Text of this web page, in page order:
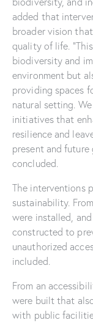
added that
broader vision
quality of life.
biodiversity and
environment but
providing spaces
natural setting.
initiatives that
resilience and
present and future
concluded.
The interventions
sustainability.
were installed,
constructed to
unauthorized
included.
From an
were built that
with public